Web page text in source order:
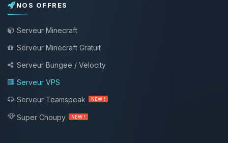
NOS OFFRES
Serveur Minecraft
Serveur Minecraft Gratuit
Serveur Bungee / Velocity
Serveur VPS
Serveur Teamspeak
NEW !
Super Choupy NEW !